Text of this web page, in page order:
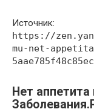
Источник:
https://
mu-net-
Нет